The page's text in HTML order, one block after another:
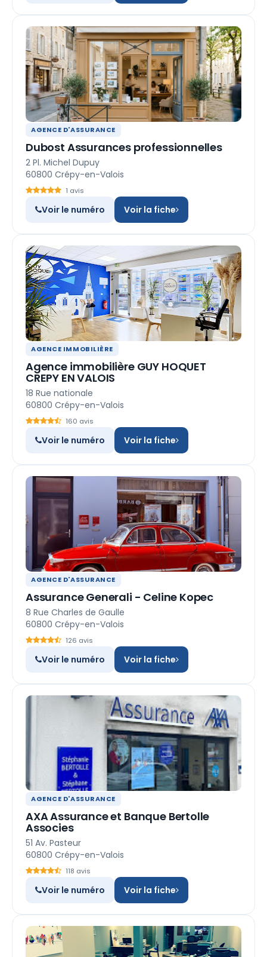
AGENCE D'ASSURANCE
Dubost Assurances professionnelles
2 Pl. Michel Dupuy
60800 Crépy-en-Valois
1 avis
Voir le numéro Voir la fiche
AGENCE IMMOBILIÈRE
Agence immobilière GUY HOQUET
CREPY EN VALOIS
18 Rue nationale
60800 Crépy-en-Valois
160 avis
Voir le numéro Voir la fiche
AGENCE D'ASSURANCE
Assurance Generali - Celine Kopec
8 Rue Charles de Gaulle
60800 Crépy-en-Valois
126 avis
Voir le numéro Voir la fiche
AGENCE D'ASSURANCE
AXA Assurance et Banque Bertolle
Associes
51 Av. Pasteur
60800 Crépy-en-Valois
118 avis
Voir le numéro Voir la fiche